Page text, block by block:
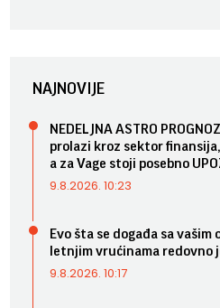
NAJNOVIJE
NEDELJNA ASTRO
prolazi kroz sektor
a za Vage stoji posebno
9.8.2026. 10:23
Evo šta se događa sa vašim
letnjim vrućinama redovno
9.8.2026. 10:17